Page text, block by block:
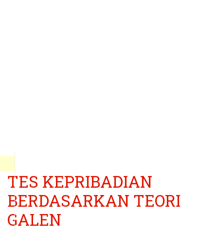
TES KEPRIBADIAN
BERDASARKAN TEORI
GALEN